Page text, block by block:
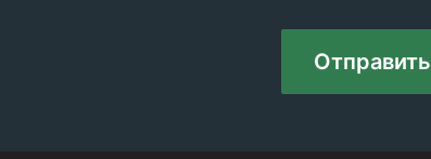
Отправить